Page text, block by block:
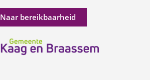
Naar bereikbaarheid